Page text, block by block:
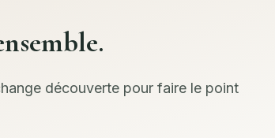
découverte pour faire le point